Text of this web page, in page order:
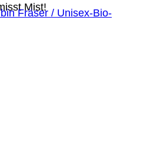
Mist!
Fräser / Unisex-Bio-